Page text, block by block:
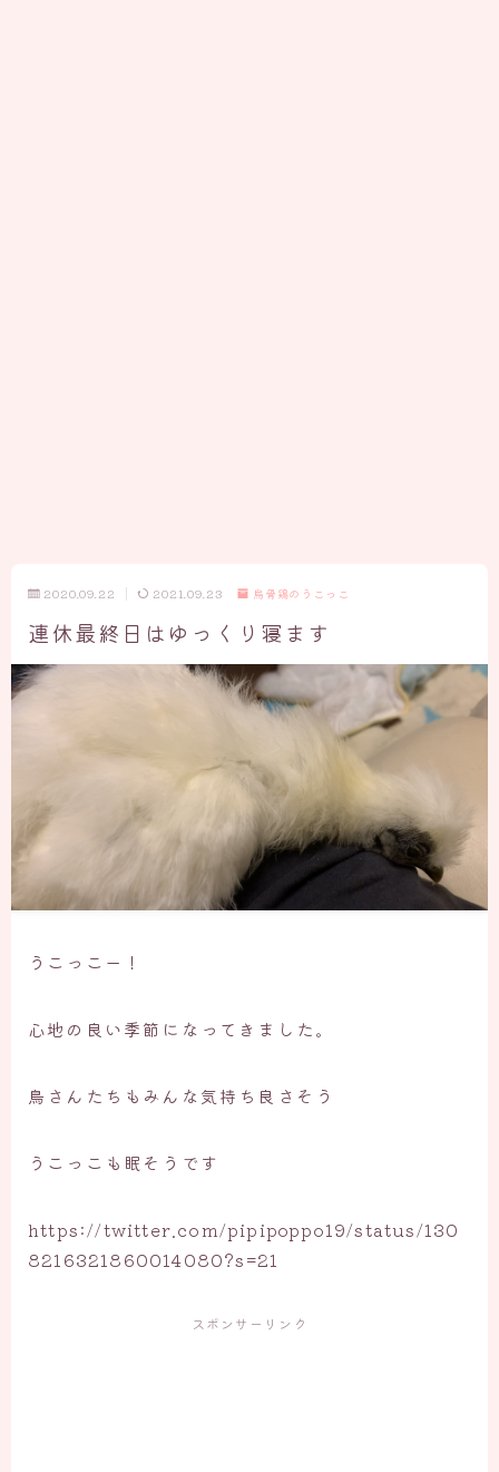
2020.09.22 2021.09.23 烏骨鶏のうこっこ
連休最終日はゆっくり寝ます
うこっこー！
心地の良い季節になってきました。
鳥さんたちもみんな気持ち良さそう
うこっこも眠そうです
https://twitter.com/pipipoppo19/status/130
8216321860014080?s=21
スポンサーリンク